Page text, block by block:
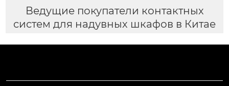
Ведущие покупатели контактных
систем для надувных шкафов в Китае